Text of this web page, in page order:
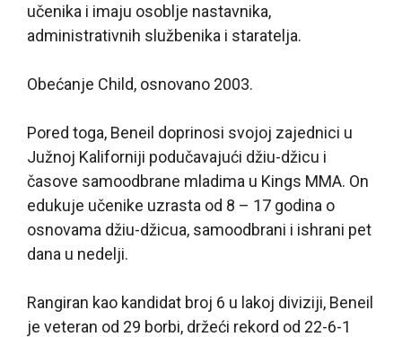
učenika i imaju osoblje nastavnika,
administrativnih službenika i staratelja.
Obećanje Child, osnovano 2003.
Pored toga, Beneil doprinosi svojoj zajednici u
Južnoj Kaliforniji podučavajući džiu-džicu i
časove samoodbrane mladima u Kings MMA. On
edukuje učenike uzrasta od 8 – 17 godina o
osnovama džiu-džicua, samoodbrani i ishrani pet
dana u nedelji.
Rangiran kao kandidat broj 6 u lakoj diviziji, Beneil
je veteran od 29 borbi, držeći rekord od 22-6-1